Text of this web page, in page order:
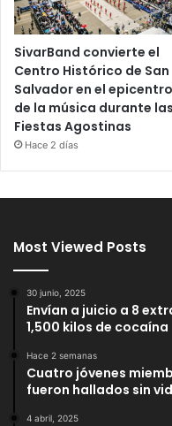
SivarBand convierte el
Centro Histórico de San
Salvador en el epicentro
de la música durante las
Fiestas Agostinas
Hace 2 días
Most Viewed Posts
30 junio, 2025
Envían a juicio a 8
1,500 kilos de cocaína
Hace 2 semanas
Cuatro jóvenes
fueron hallados sin
4 abril, 2025